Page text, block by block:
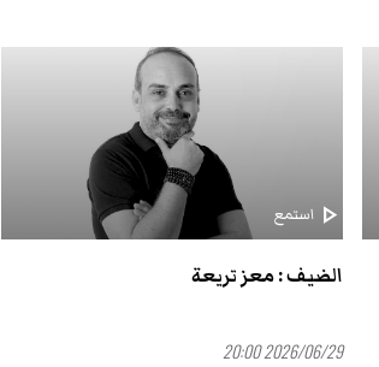
play_arrow استمع
الضيف : معز تريعة
2026/06/29 20:00